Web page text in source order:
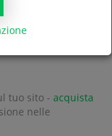
tuo sito - acquista
nelle